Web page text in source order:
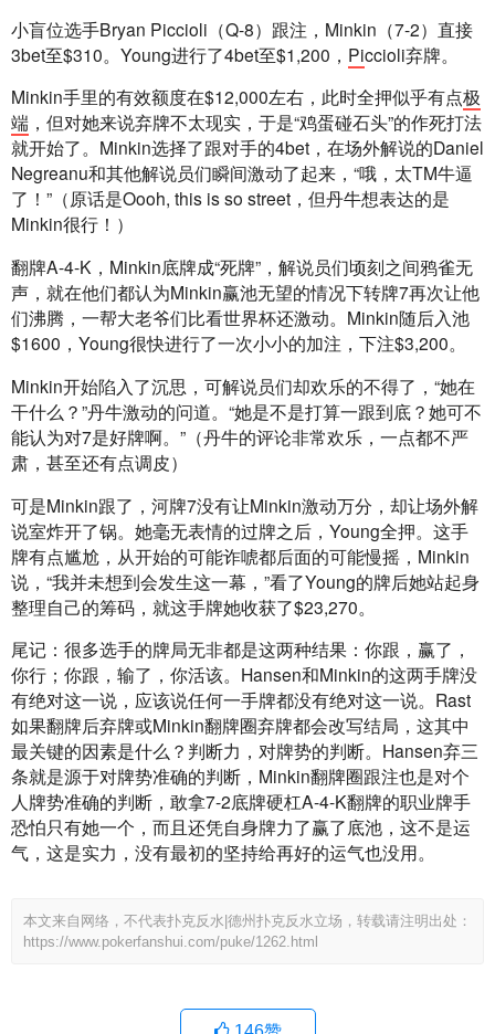
小盲位选手Bryan Piccioli（Q-8）跟注，Minkin（7-2）直接
3bet至$310。Young进行了4bet至$1,200， Piccioli弃牌。
Minkin手里的有效额度在$12,000左右，此时全押似乎有点极
端 ，但对她来说弃牌不太现实，于是“鸡蛋碰石头”的作死打法
就开始了。Minkin选择了跟对手的4bet，在场外解说的Daniel
Negreanu和其他解说员们瞬间激动了起来，“哦，太TM牛逼
了！”（原话是Oooh, this is so street，但丹牛想表达的是
Minkin很行！）
翻牌A-4-K，Minkin底牌成“死牌”，解说员们顷刻之间鸦雀无
声，就在他们都认为Minkin赢池无望的情况下转牌7再次让他
们沸腾，一帮大老爷们比看世界杯还激动。Minkin随后入池
$1600，Young很快进行了一次小小的加注，下注$3,200。
Minkin开始陷入了沉思，可解说员们却欢乐的不得了，“她在
干什么？”丹牛激动的问道。“她是不是打算一跟到底？她可不
能认为对7是好牌啊。”（丹牛的评论非常欢乐，一点都不严
肃，甚至还有点调皮）
可是Minkin跟了，河牌7没有让Minkin激动万分，却让场外解
说室炸开了锅。她毫无表情的过牌之后，Young全押。这手
牌有点尴尬，从开始的可能诈唬都后面的可能慢摇，Minkin
说，“我并未想到会发生这一幕，”看了Young的牌后她站起身
整理自己的筹码，就这手牌她收获了$23,270。
尾记：很多选手的牌局无非都是这两种结果：你跟，赢了，
你行；你跟，输了，你活该。Hansen和Minkin的这两手牌没
有绝对这一说，应该说任何一手牌都没有绝对这一说。Rast
如果翻牌后弃牌或Minkin翻牌圈弃牌都会改写结局，这其中
最关键的因素是什么？判断力，对牌势的判断。Hansen弃三
条就是源于对牌势准确的判断，Minkin翻牌圈跟注也是对个
人牌势准确的判断，敢拿7-2底牌硬杠A-4-K翻牌的职业牌手
恐怕只有她一个，而且还凭自身牌力了赢了底池，这不是运
气，这是实力，没有最初的坚持给再好的运气也没用。
本文来自网络，不代表扑克反水|德州扑克反水立场，转载请注明出处：
https://www.pokerfanshui.com/puke/1262.html